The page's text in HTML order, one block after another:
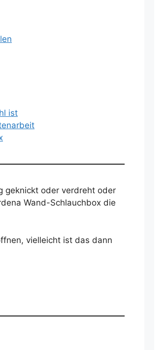
ist
geknickt oder verdreht oder
Wand-Schlauchbox die
vielleicht ist das dann